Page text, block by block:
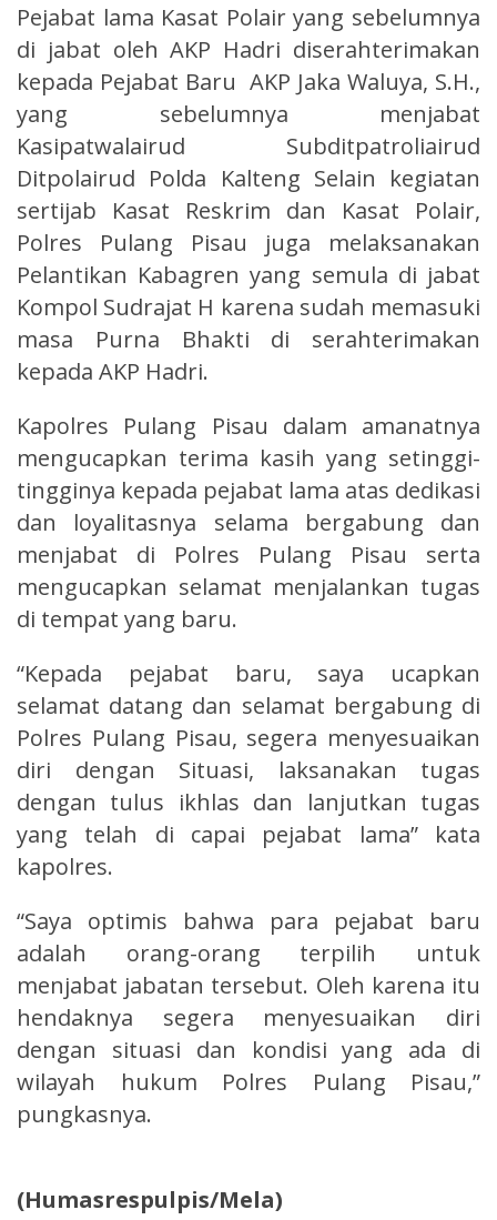
Pejabat lama Kasat Polair yang sebelumnya
di jabat oleh AKP Hadri diserahterimakan
kepada Pejabat Baru AKP Jaka Waluya, S.H.,
yang sebelumnya menjabat
Kasipatwalairud Subditpatroliairud
Ditpolairud Polda Kalteng Selain kegiatan
sertijab Kasat Reskrim dan Kasat Polair,
Polres Pulang Pisau juga melaksanakan
Pelantikan Kabagren yang semula di jabat
Kompol Sudrajat H karena sudah memasuki
masa Purna Bhakti di serahterimakan
kepada AKP Hadri.
Kapolres Pulang Pisau dalam amanatnya
mengucapkan terima kasih yang setinggi-
tingginya kepada pejabat lama atas dedikasi
dan loyalitasnya selama bergabung dan
menjabat di Polres Pulang Pisau serta
mengucapkan selamat menjalankan tugas
di tempat yang baru.
“Kepada pejabat baru, saya ucapkan
selamat datang dan selamat bergabung di
Polres Pulang Pisau, segera menyesuaikan
diri dengan Situasi, laksanakan tugas
dengan tulus ikhlas dan lanjutkan tugas
yang telah di capai pejabat lama” kata
kapolres.
“Saya optimis bahwa para pejabat baru
adalah orang-orang terpilih untuk
menjabat jabatan tersebut. Oleh karena itu
hendaknya segera menyesuaikan diri
dengan situasi dan kondisi yang ada di
wilayah hukum Polres Pulang Pisau,”
pungkasnya.
(Humasrespulpis/Mela)